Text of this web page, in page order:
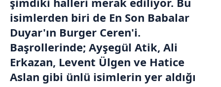
isimlerden biri de En Son Babalar
Duyar'ın Burger Ceren'i.
Başrollerinde; Ayşegül Atik, Ali
Erkazan, Levent Ülgen ve Hatice
Aslan gibi ünlü isimlerin yer aldığı